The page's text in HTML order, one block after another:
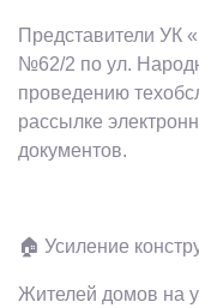
Представители УК
№62/2 по ул.
проведению
рассылке
документов.
🏠 Усиление
Жителей домов на